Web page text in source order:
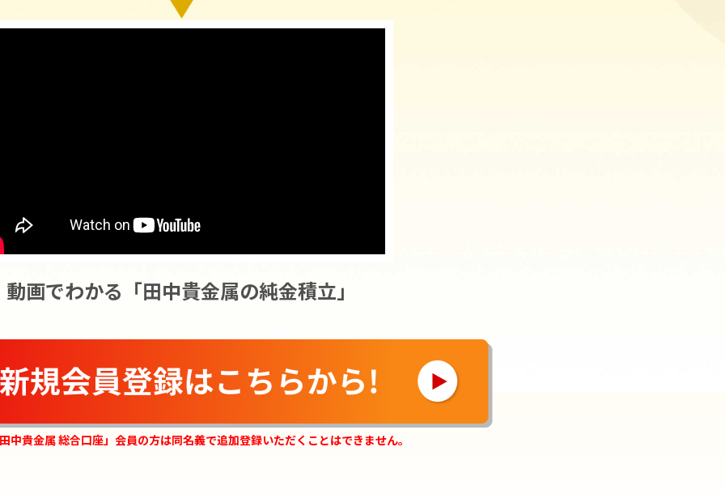
動画でわかる「田中貴金属の純金積立」
中貴金属 総合口座」会員の方は同名義で追加登録いただくことはできません。